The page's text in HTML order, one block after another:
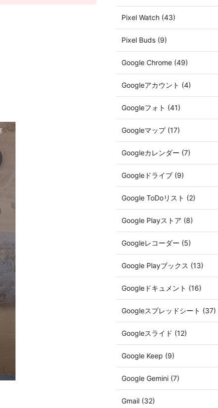
Pixel Watch (43)
Pixel Buds (9)
Google Chrome (49)
Googleアカウント (4)
Googleフォト (41)
Googleマップ (17)
Googleカレンダー (7)
Googleドライブ (9)
Google ToDoリスト (2)
Google Playストア (8)
Googleレコーダー (5)
Google Playブックス (13)
Googleドキュメント (16)
Googleスプレッドシート (37)
Googleスライド (12)
Google Keep (9)
Google Gemini (7)
Gmail (32)